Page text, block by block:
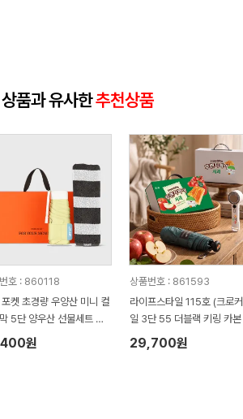
품과 유사한추천상품
호 : 860118
포켓 초경량 우양산 미니 컬
5단 양우산 선물세트 답
무한타올세트 그레이 모달
수건세트
원
상품번호 : 861593
라이프스타일 115호 (크로
일 3단 55 더블랙 키링 카본
림 암막 양우산 VIP+쿨링선
29,700원